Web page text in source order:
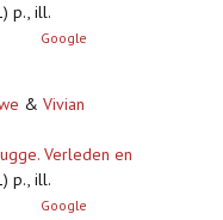
p., ill.
Google
& Vivian
Verleden en
p., ill.
Google